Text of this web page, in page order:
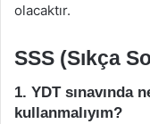
olacaktır.
SSS (Sıkça
1. YDT sınavında
kullanmalıyım?